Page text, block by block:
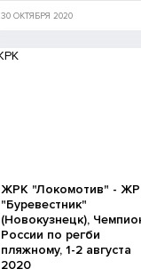
30 ОКТЯБРЯ 2020
ЖРК "Локомотив" -
"Буревестник"
(Новокузнецк),
России по регби
пляжному, 1-2 августа
2020